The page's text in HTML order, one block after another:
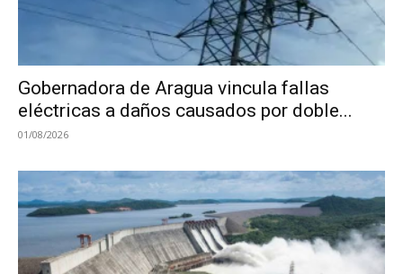
Gobernadora de Aragua vincula fallas
eléctricas a daños causados por doble...
01/08/2026